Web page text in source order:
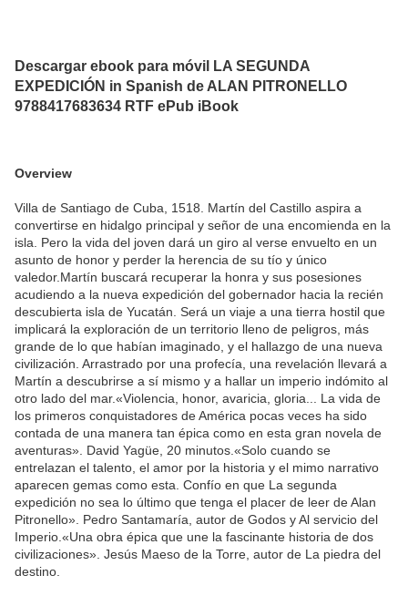
Descargar ebook para móvil LA SEGUNDA
EXPEDICIÓN in Spanish de ALAN PITRONELLO
9788417683634 RTF ePub iBook
Overview
Villa de Santiago de Cuba, 1518. Martín del Castillo aspira a
convertirse en hidalgo principal y señor de una encomienda en la
isla. Pero la vida del joven dará un giro al verse envuelto en un
asunto de honor y perder la herencia de su tío y único
valedor.Martín buscará recuperar la honra y sus posesiones
acudiendo a la nueva expedición del gobernador hacia la recién
descubierta isla de Yucatán. Será un viaje a una tierra hostil que
implicará la exploración de un territorio lleno de peligros, más
grande de lo que habían imaginado, y el hallazgo de una nueva
civilización. Arrastrado por una profecía, una revelación llevará a
Martín a descubrirse a sí mismo y a hallar un imperio indómito al
otro lado del mar.«Violencia, honor, avaricia, gloria... La vida de
los primeros conquistadores de América pocas veces ha sido
contada de una manera tan épica como en esta gran novela de
aventuras». David Yagüe, 20 minutos.«Solo cuando se
entrelazan el talento, el amor por la historia y el mimo narrativo
aparecen gemas como esta. Confío en que La segunda
expedición no sea lo último que tenga el placer de leer de Alan
Pitronello». Pedro Santamaría, autor de Godos y Al servicio del
Imperio.«Una obra épica que une la fascinante historia de dos
civilizaciones». Jesús Maeso de la Torre, autor de La piedra del
destino.